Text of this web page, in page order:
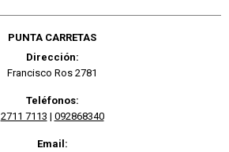
PUNTA CARRETAS
Dirección:
Francisco Ros 2781
Teléfonos:
2711 7113 | 092868340
Email: